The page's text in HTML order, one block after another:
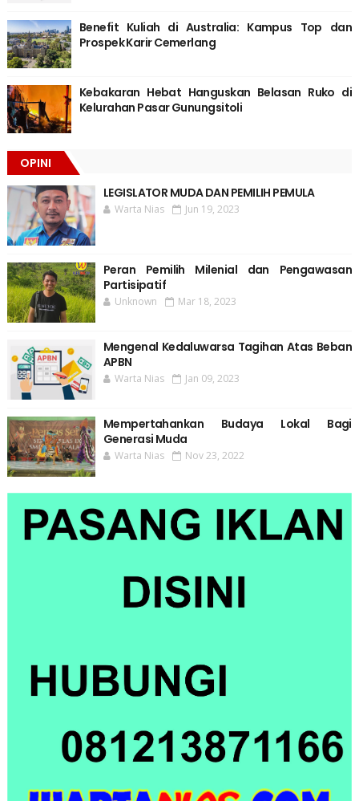
Benefit Kuliah di Australia: Kampus Top dan
Prospek Karir Cemerlang
Kebakaran Hebat Hanguskan Belasan Ruko di
Kelurahan Pasar Gunungsitoli
OPINI
LEGISLATOR MUDA DAN PEMILIH PEMULA
Warta Nias Jun 19, 2023
Peran Pemilih Milenial dan Pengawasan
Partisipatif
Unknown Mar 18, 2023
Mengenal Kedaluwarsa Tagihan Atas Beban
APBN
Warta Nias Jan 09, 2023
Mempertahankan Budaya Lokal Bagi
Generasi Muda
Warta Nias Nov 23, 2022